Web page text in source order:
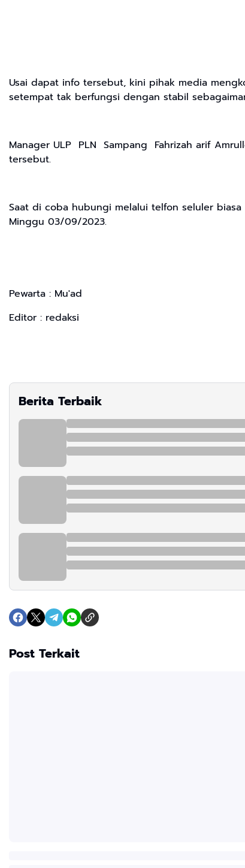
Usai dapat info tersebut, kini pihak media
setempat tak berfungsi dengan stabil
Manager ULP PLN Sampang Fahrizah arif
tersebut.
Saat di coba hubungi melalui telfon seluler
Minggu 03/09/2023.
Pewarta : Mu'ad
Editor : redaksi
Berita Terbaik
Post Terkait